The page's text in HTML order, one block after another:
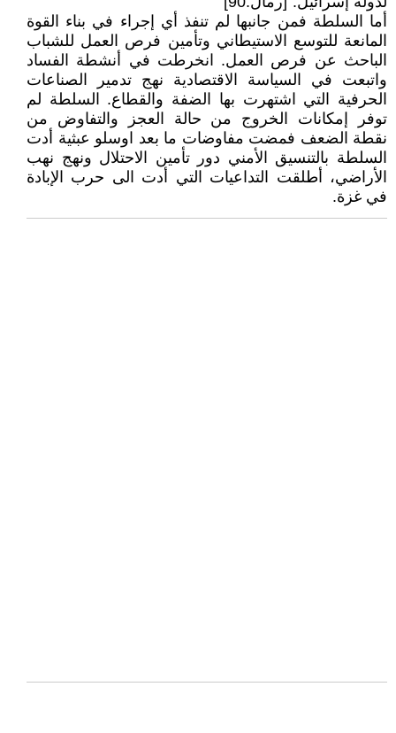
أما السلطة فمن جانبها لم تنفذ أي إجراء في بناء القوة
المانعة للتوسع الاستيطاني وتأمين فرص العمل للشباب
الباحث عن فرص العمل. انخرطت في أنشطة الفساد
واتبعت في السياسة الاقتصادية نهج تدمير الصناعات
الحرفية التي اشتهرت بها الضفة والقطاع. السلطة لم
توفر إمكانات الخروج من حالة العجز والتفاوض من
نقطة الضعف فمضت مفاوضات ما بعد اوسلو عبثية أدت
السلطة بالتنسيق الأمني دور تأمين الاحتلال ونهج نهب
الأراضي، أطلقت التداعيات التي أدت الى حرب الإبادة
في غزة.